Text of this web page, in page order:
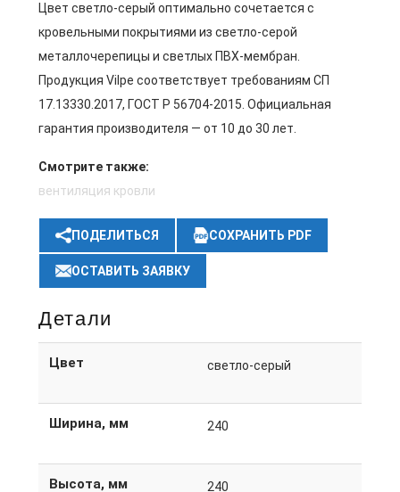
Цвет светло-серый оптимально сочетается с
кровельными покрытиями из светло-серой
металлочерепицы и светлых ПВХ-мембран.
Продукция Vilpe соответствует требованиям СП
17.13330.2017, ГОСТ Р 56704-2015. Официальная
гарантия производителя — от 10 до 30 лет.
Смотрите также:
вентиляция кровли
ПОДЕЛИТЬСЯ СОХРАНИТЬ PDF
ОСТАВИТЬ ЗАЯВКУ
Детали
Цвет светло-серый
Ширина, мм 240
Высота, мм 240